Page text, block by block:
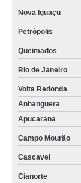
Nova Iguaçu
Petrópolis
Queimados
Rio de Janeiro
Volta Redonda
Anhanguera
Apucarana
Campo Mourão
Cascavel
Cianorte